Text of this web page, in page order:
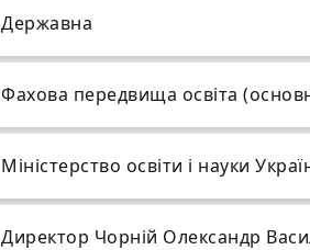
Державна
Фахова передвища освіта
Міністерство освіти і науки
Директор Чорній Олександр